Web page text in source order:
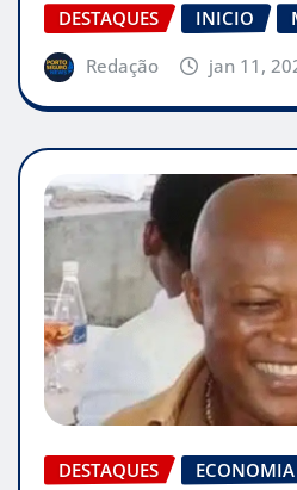
DESTAQUES INICIO
Redação
jan 11,
DESTAQUES ECONOMIA